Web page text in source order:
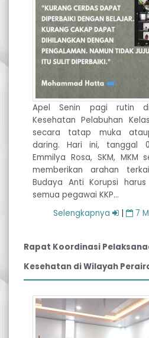
Apel Senin pagi rutin
Kesehatan Pelabuhan
secara tatap muka
daring. Hari ini, tanggal
Emmilya Rosa, SKM, MKM
memberikan arahan
Budaya Anti Korupsi
semua pegawai KKP…
Selengkapnya
| 7
Rapat Koordinasi
Kesehatan di Wilayah